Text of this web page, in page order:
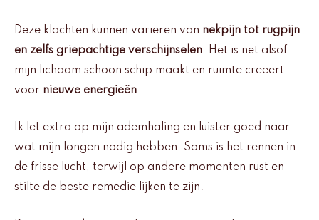
Deze klachten kunnen variëren van nekpijn tot rugpijn
en zelfs griepachtige verschijnselen. Het is net alsof
mijn lichaam schoon schip maakt en ruimte creëert
voor nieuwe energieën.
Ik let extra op mijn ademhaling en luister goed naar
wat mijn longen nodig hebben. Soms is het rennen in
de frisse lucht, terwijl op andere momenten rust en
stilte de beste remedie lijken te zijn.